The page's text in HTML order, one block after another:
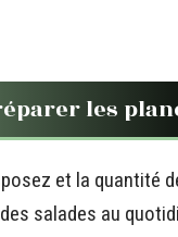
les
et la quantité
salades au